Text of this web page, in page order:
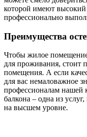
которой имеют
профессионально
Преимущества
Чтобы жилое
для проживания, стоит
помещения. А если
для вас немаловажное
профессионалам нашей
балкона – одна из
на высшем уровне.